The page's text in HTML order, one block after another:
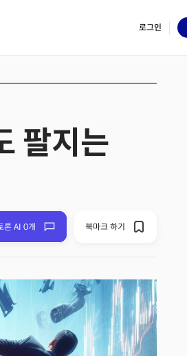
로그인
팔지는
론 AI 0개 북마크 하기